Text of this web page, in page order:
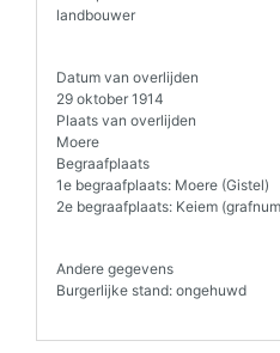
landbouwer
Datum van overlijden
29 oktober 1914
Plaats van overlijden
Moere
Begraafplaats
1e begraafplaats: Moere (Gistel)
2e begraafplaats: Keiem
Andere gegevens
Burgerlijke stand: ongehuwd